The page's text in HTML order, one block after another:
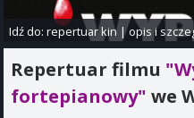
Idź do:repertuar kin |opis i
Repertuar filmu
fortepianowy" we